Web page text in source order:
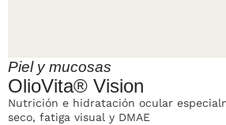
Piel y mucosas
OlioVita® Vision
Nutrición e hidratación ocular
seco, fatiga visual y DMAE